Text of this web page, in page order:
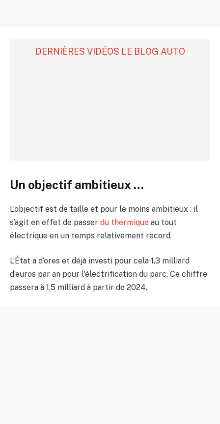
DERNIÈRES VIDÉOS LE BLOG AUTO
Un objectif ambitieux …
L’objectif est de taille et pour le moins ambitieux : il
s’agit en effet de passer du thermique au tout
électrique en un temps relativement record.
L’État a d’ores et déjà investi pour cela 1,3 milliard
d’euros par an pour l'électrification du parc. Ce chiffre
passera à 1,5 milliard à partir de 2024.